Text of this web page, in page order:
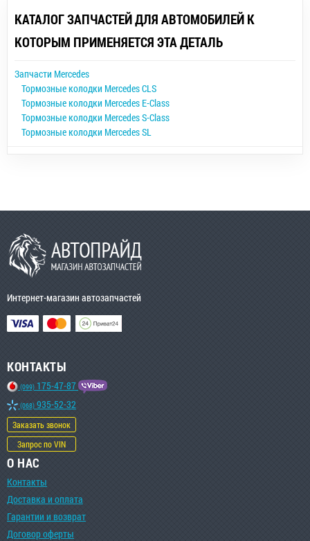
КАТАЛОГ ЗАПЧАСТЕЙ ДЛЯ АВТОМОБИЛЕЙ К
КОТОРЫМ ПРИМЕНЯЕТСЯ ЭТА ДЕТАЛЬ
Запчасти Mercedes
Тормозные колодки Mercedes CLS
Тормозные колодки Mercedes E-Class
Тормозные колодки Mercedes S-Class
Тормозные колодки Mercedes SL
Интернет-магазин автозапчастей
КОНТАКТЫ
(099) 175-47-87
(068) 935-52-32
Заказать звонок
Запрос по VIN
О НАС
Контакты
Доставка и оплата
Гарантии и возврат
Договор оферты